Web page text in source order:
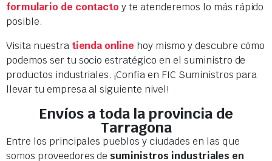
formulario de contacto y te atenderemos lo más rápido
posible.
Visita nuestra tienda online hoy mismo y descubre cómo
podemos ser tu socio estratégico en el suministro de
productos industriales. ¡Confía en FIC Suministros para
llevar tu empresa al siguiente nivel!
Envíos a toda la provincia de
Tarragona
Entre los principales pueblos y ciudades en las que
somos proveedores de suministros industriales en